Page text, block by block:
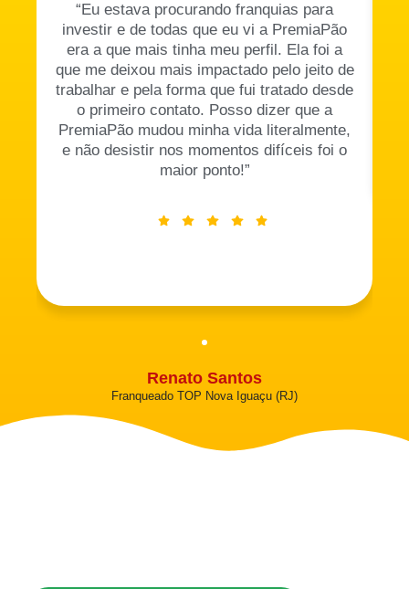
Renato Santos
Franqueado TOP Nova Iguaçu (RJ)
“Eu estava procurando franquias para
investir e de todas que eu vi a PremiaPão
era a que mais tinha meu perfil. Ela foi a
que me deixou mais impactado pelo jeito de
trabalhar e pela forma que fui tratado desde
o primeiro contato. Posso dizer que a
PremiaPão mudou minha vida literalmente,
e não desistir nos momentos difíceis foi o
maior ponto!”